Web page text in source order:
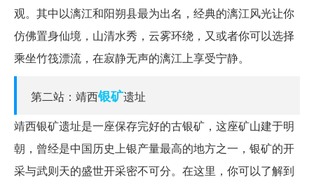
观。其中以漓江和阳朔县最为出名，经典的漓江风光让你
仿佛置身仙境，山清水秀，云雾环绕，又或者你可以选择
乘坐竹筏漂流，在寂静无声的漓江上享受宁静。
第二站：靖西银矿遗址
靖西银矿遗址是一座保存完好的古银矿，这座矿山建于明
朝，曾经是中国历史上银产量最高的地方之一，银矿的开
采与武则天的盛世开采密不可分。在这里，你可以了解到